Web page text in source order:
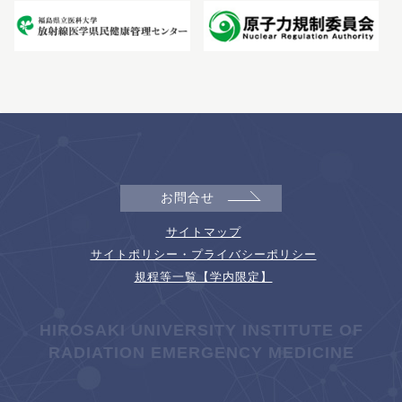
お問合せ
サイトマップ
サイトポリシー・プライバシーポリシー
規程等一覧【学内限定】
HIROSAKI UNIVERSITY INSTITUTE OF
RADIATION EMERGENCY MEDICINE